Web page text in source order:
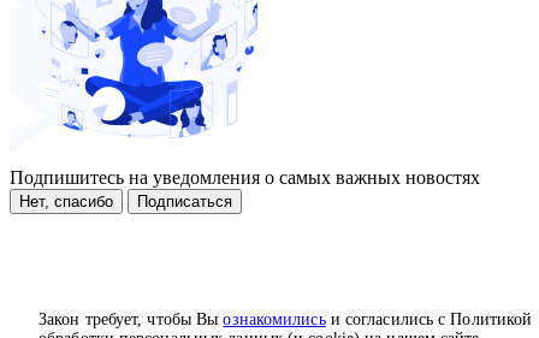
Закон требует, чтобы Выознакомилисьи согласились с Политикой
Подпишитесь на уведомления о самых важных новостях
Нет, спасибо Подписаться